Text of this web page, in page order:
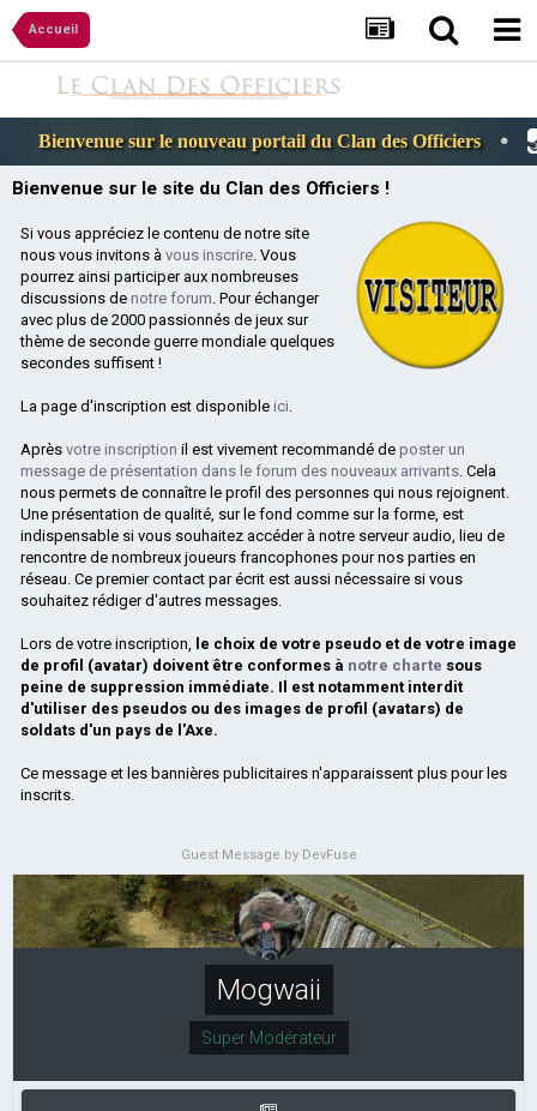
Accueil
sur le nouveau portail du Clan des Officiers
Bienvenue sur le site du Clan des Officiers !
Si vous appréciez le contenu de notre site
nous vous invitons à vous inscrire. Vous
pourrez ainsi participer aux nombreuses
discussions de notre forum. Pour échanger
avec plus de 2000 passionnés de jeux sur
thème de seconde guerre mondiale quelques
secondes suffisent !
La page d'inscription est disponible ici.
Après votre inscription il est vivement recommandé de poster un
message de présentation dans le forum des nouveaux arrivants. Cela
nous permets de connaître le profil des personnes qui nous rejoignent.
Une présentation de qualité, sur le fond comme sur la forme, est
indispensable si vous souhaitez accéder à notre serveur audio, lieu de
rencontre de nombreux joueurs francophones pour nos parties en
réseau. Ce premier contact par écrit est aussi nécessaire si vous
souhaitez rédiger d'autres messages.
Lors de votre inscription, le choix de votre pseudo et de votre image
de profil (avatar) doivent être conformes à notre charte sous
peine de suppression immédiate. Il est notamment interdit
d'utiliser des pseudos ou des images de profil (avatars) de
soldats d'un pays de l'Axe.
Ce message et les bannières publicitaires n'apparaissent plus pour les
inscrits.
Guest Message by DevFuse
Mogwaii
Super Modérateur